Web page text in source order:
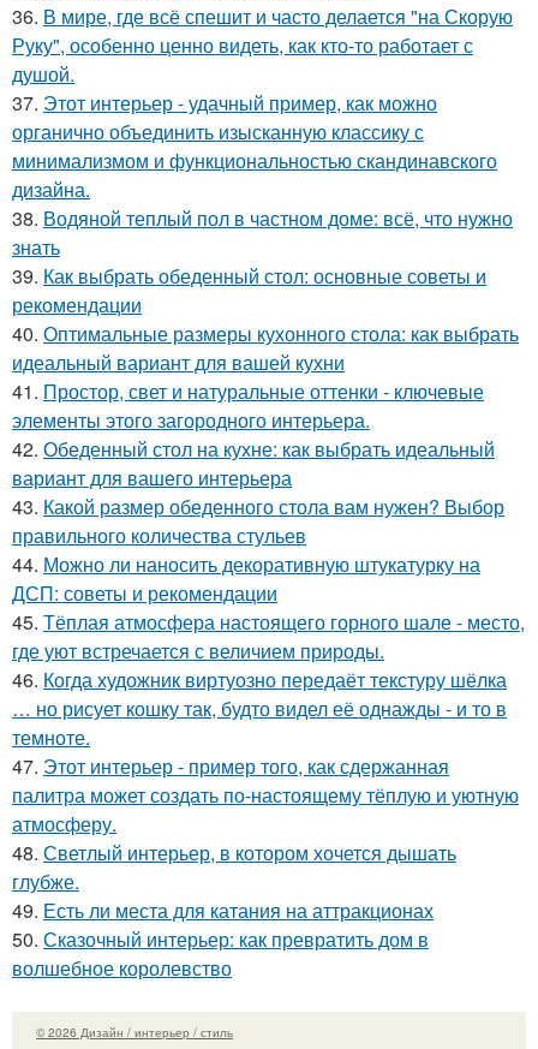
36. В мире, где всё спешит и часто делается "на Скорую
Руку", особенно ценно видеть, как кто-то работает с
душой.
37. Этот интерьер - удачный пример, как можно
органично объединить изысканную классику с
минимализмом и функциональностью скандинавского
дизайна.
38. Водяной теплый пол в частном доме: всё, что нужно
знать
39. Как выбрать обеденный стол: основные советы и
рекомендации
40. Оптимальные размеры кухонного стола: как выбрать
идеальный вариант для вашей кухни
41. Простор, свет и натуральные оттенки - ключевые
элементы этого загородного интерьера.
42. Обеденный стол на кухне: как выбрать идеальный
вариант для вашего интерьера
43. Какой размер обеденного стола вам нужен? Выбор
правильного количества стульев
44. Можно ли наносить декоративную штукатурку на
ДСП: советы и рекомендации
45. Тёплая атмосфера настоящего горного шале - место,
где уют встречается с величием природы.
46. Когда художник виртуозно передаёт текстуру шёлка
… но рисует кошку так, будто видел её однажды - и то в
темноте.
47. Этот интерьер - пример того, как сдержанная
палитра может создать по-настоящему тёплую и уютную
атмосферу.
48. Светлый интерьер, в котором хочется дышать
глубже.
49. Есть ли места для катания на аттракционах
50. Сказочный интерьер: как превратить дом в
волшебное королевство
© 2026 Дизайн / интерьер / стиль